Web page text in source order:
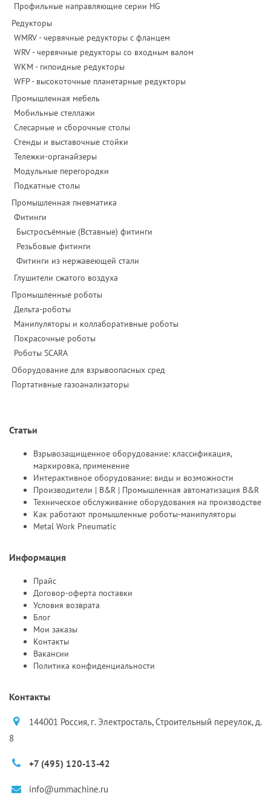
Профильные направляющие серии HG
Редукторы
WMRV - червячные редукторы с фланцем
WRV - червячные редукторы со входным валом
WKM - гипоидные редукторы
WFP - высокоточные планетарные редукторы
Промышленная мебель
Мобильные стеллажи
Слесарные и сборочные столы
Стенды и выставочные стойки
Тележки-органайзеры
Модульные перегородки
Подкатные столы
Промышленная пневматика
Фитинги
Быстросъёмные (Вставные) фитинги
Резьбовые фитинги
Фитинги из нержавеющей стали
Глушители сжатого воздуха
Промышленные роботы
Дельта-роботы
Манипуляторы и коллаборативные роботы
Покрасочные роботы
Роботы SCARA
Оборудование для взрывоопасных сред
Портативные газоанализаторы
Статьи
Взрывозащищенное оборудование: классификация,
маркировка, применение
Интерактивное оборудование: виды и возможности
Производители | B&R | Промышленная автоматизация B&R
Техническое обслуживание оборудования на производстве
Как работают промышленные роботы-манипуляторы
Metal Work Pneumatic
Информация
Прайс
Договор-оферта поставки
Условия возврата
Блог
Мои заказы
Контакты
Вакансии
Политика конфиденциальности
Контакты
144001 Россия, г. Электросталь, Строительный переулок, д.
8
+7 (495) 120-13-42
info@ummachine.ru